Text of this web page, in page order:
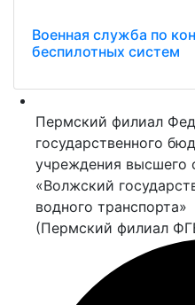
Военная служба по
беспилотных систем
Пермский филиал
государственного
учреждения высшего
«Волжский
водного транспорта»
(Пермский филиал